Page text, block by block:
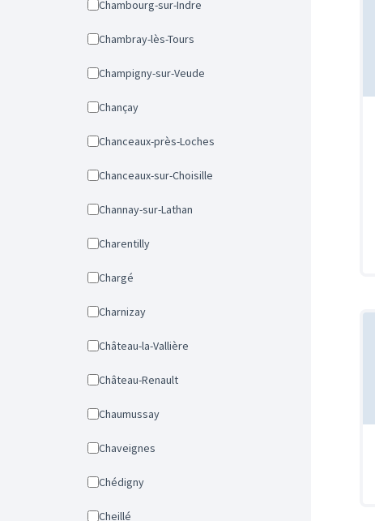
Chambourg-sur-Indre
Chambray-lès-Tours
Champigny-sur-Veude
Chançay
Chanceaux-près-Loches
Chanceaux-sur-Choisille
Channay-sur-Lathan
Charentilly
Chargé
Charnizay
Château-la-Vallière
Château-Renault
Chaumussay
Chaveignes
Chédigny
Cheillé